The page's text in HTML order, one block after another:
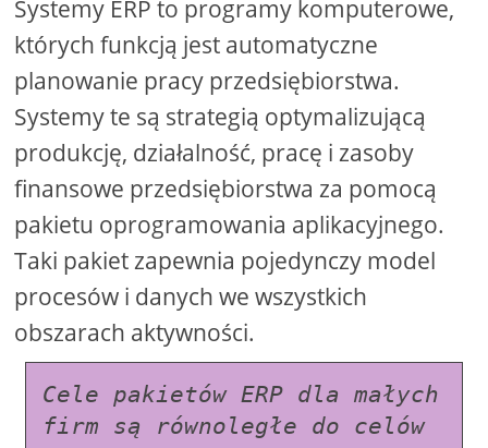
Systemy ERP to programy komputerowe,
których funkcją jest automatyczne
planowanie pracy przedsiębiorstwa.
Systemy te są strategią optymalizującą
produkcję, działalność, pracę i zasoby
finansowe przedsiębiorstwa za pomocą
pakietu oprogramowania aplikacyjnego.
Taki pakiet zapewnia pojedynczy model
procesów i danych we wszystkich
obszarach aktywności.
Cele pakietów ERP dla małych
firm są równoległe do celów